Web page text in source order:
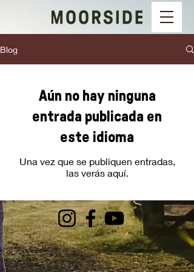
Blog
Aún no hay ninguna
entrada publicada en
este idioma
Una vez que se publiquen entradas,
las verás aquí.